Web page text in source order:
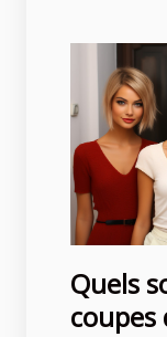
Quels
coupes